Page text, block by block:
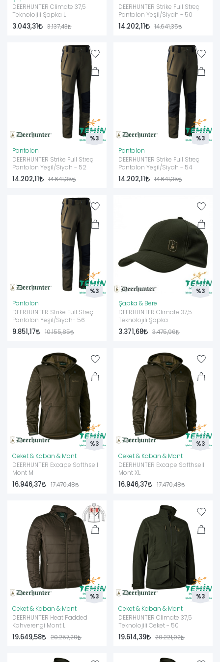
DEERHUNTER Climate 37,5
Teknolojili Şapka L
3.043,31 3.137,43
DEERHUNTER Strike Full Streç
Pantolon Yeşil/Siyah - 50
14.202,11 14.641,35
Pantolon
DEERHUNTER Strike Full Streç
Pantolon Yeşil/Siyah - 52
14.202,11 14.641,35
%3
Pantolon
DEERHUNTER Strike Full Streç
Pantolon Yeşil/Siyah - 54
14.202,11 14.641,35
%3
Pantolon
DEERHUNTER Strike Full Streç
Pantolon Yeşil/Siyah- 56
9.851,17 10.155,85
%3
Şapka & Bere
DEERHUNTER Climate 37,5
Teknolojili Şapka
3.371,68 3.475,96
%3
Ceket & Kaban & Mont
DEERHUNTER Excape Softhsell
Mont M
16.946,37 17.470,48
%3
Ceket & Kaban & Mont
DEERHUNTER Excape Softhsell
Mont XL
16.946,37 17.470,48
%3
Ceket & Kaban & Mont
DEERHUNTER Heat Padded
Kahverengi Mont L
19.649,58 20.257,29
%3
Ceket & Kaban & Mont
DEERHUNTER Climate 37,5
Teknolojili Ceket - 50
19.614,39 20.221,02
%3